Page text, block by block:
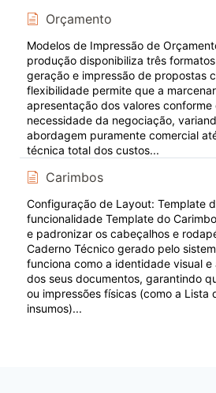
Orçamento
Modelos de Impressão de
produção disponibiliza três
geração e impressão de propostas
flexibilidade permite que a
apresentação dos valores
necessidade da negociação,
abordagem puramente comercial
técnica total dos custos...
Carimbos
Configuração de Layout: Template
funcionalidade Template do
e padronizar os cabeçalhos e
Caderno Técnico gerado pelo
funciona como a identidade visual e
dos seus documentos, garantindo
ou impressões físicas (como a Lista
insumos)...